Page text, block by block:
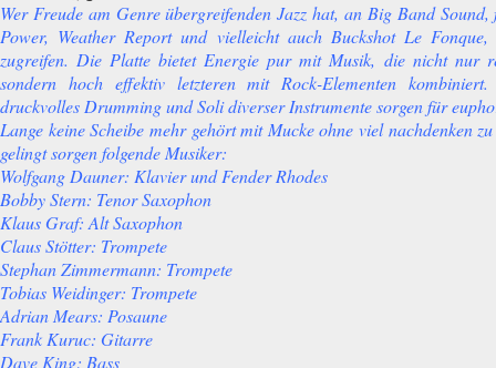
Wer Freude am Genre übergreifenden Jazz hat, an Big Band
Power, Weather Report und vielleicht auch Buckshot Le
zugreifen. Die Platte bietet Energie pur mit Musik, die nicht nur
sondern hoch effektiv letzteren mit Rock-Elementen
druckvolles Drumming und Soli diverser Instrumente sorgen für
Lange keine Scheibe mehr gehört mit Mucke ohne viel nachdenken
gelingt sorgen folgende Musiker:
Wolfgang Dauner: Klavier und Fender Rhodes
Bobby Stern: Tenor Saxophon
Klaus Graf: Alt Saxophon
Claus Stötter: Trompete
Stephan Zimmermann: Trompete
Tobias Weidinger: Trompete
Adrian Mears: Posaune
Frank Kuruc: Gitarre
Dave King: Bass